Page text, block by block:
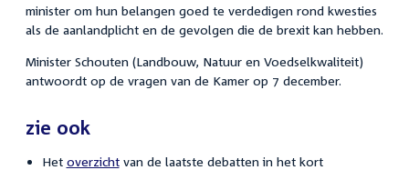
minister om hun belangen goed te verdedigen rond kwesties
als de aanlandplicht en de gevolgen die de brexit kan hebben.
Minister Schouten (Landbouw, Natuur en Voedselkwaliteit)
antwoordt op de vragen van de Kamer op 7 december.
zie ook
Het overzichtvan de laatste debatten in het kort